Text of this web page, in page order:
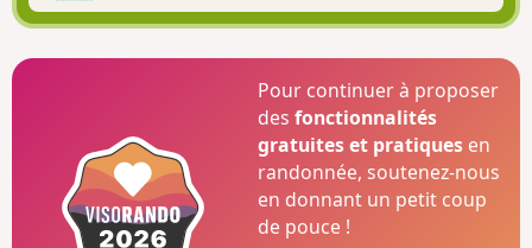
Pour continuer à proposer
desfonctionnalités
gratuites et pratiques en
randonnée, soutenez-nous
en donnant un petit coup
de pouce !